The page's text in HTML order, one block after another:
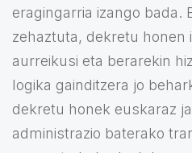
eragingarria izango bada.
zehaztuta, dekretu honen
aurreikusi eta berarekin
logika gainditzera jo
dekretu honek euskaraz
administrazio baterako